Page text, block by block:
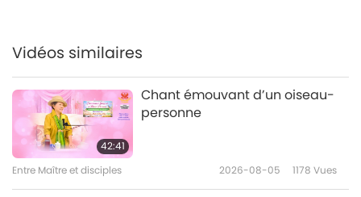
Vidéos similaires
42:41
Chant émouvant d’un oiseau-
personne
Entre Maître et disciples 2026-08-05 1178 Vues